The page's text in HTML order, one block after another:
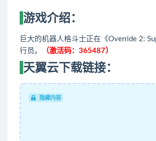
游戏介绍：
巨大的机器人格斗士正在《Override 2:
行员。
（激活码：365487）
天翼云下载链接：
隐藏内容